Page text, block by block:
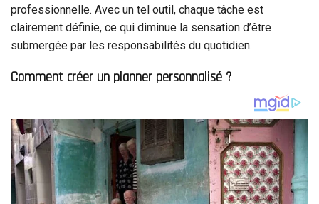
professionnelle. Avec un tel outil, chaque tâche est
clairement définie, ce qui diminue la sensation d’être
submergée par les responsabilités du quotidien.
Comment créer un planner personnalisé ?